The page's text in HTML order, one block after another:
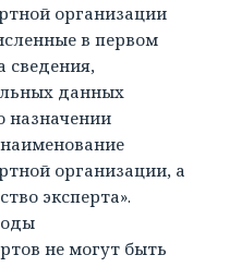
организации
в первом
сведения,
данных
назначении
организации, а
эксперта».
не могут быть